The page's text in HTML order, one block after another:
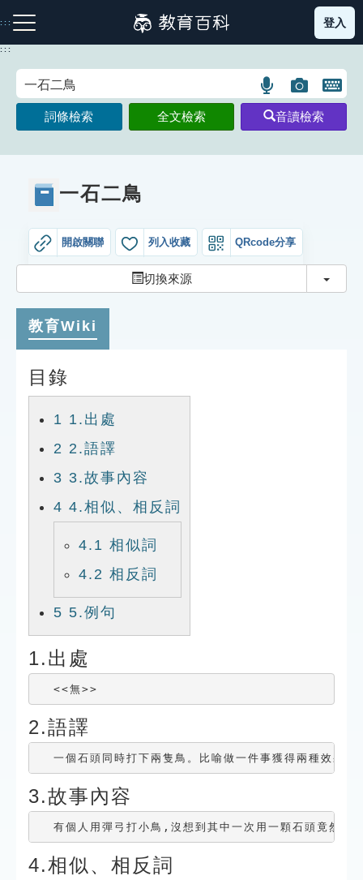
到
主
:::
注音索引圖示 筆畫索引圖示 部首索引表圖示
網站導覽
生字詞彙表
成語故事
索引選單
單字索引
生命大百科索引
遊戲專區
貓頭鷹博士
登入
:::
語
言
搜
圖
片
搜
開
鍵
詞條檢索 全文檢索 音讀檢索
一石二鳥
開啟關聯 列入收藏 QRcode分享
切換來源 切換
教育Wiki
目錄
1 1.出處
2 2.語譯
3 3.故事內容
4 4.相似、相反詞
4.1 相似詞
4.2 相反詞
5 5.例句
1.出處
  <<無>>
2.語譯
  一個石頭同時打下兩隻鳥。比喻做一件事獲得兩種效果。
3.故事內容
有個人用彈弓打小鳥,沒想到其中一次用一顆石頭竟然打
4.相似、相反詞